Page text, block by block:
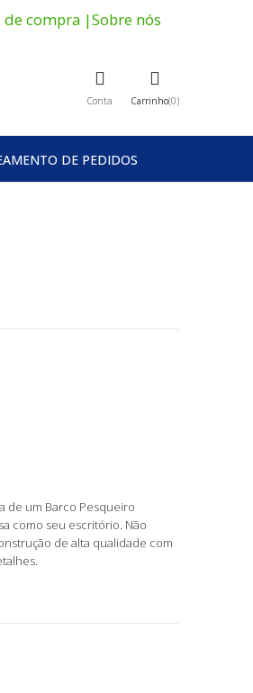
de compra |Sobre nós
Conta Carrinho 0
DE PEDIDOS
de um Barco Pesqueiro
como seu escritório. Não
de alta qualidade com